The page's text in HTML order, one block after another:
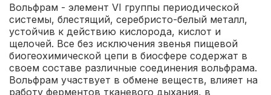
Вольфрам - элемент VI группы периодической
системы, блестящий, серебристо-белый металл,
устойчив к действию кислорода, кислот и
щелочей. Все без исключения звенья пищевой
биогеохимической цепи в биосфере содержат в
своем составе различные соединения вольфрама.
Вольфрам участвует в обмене веществ, влияет на
работу ферментов тканевого дыхания, в